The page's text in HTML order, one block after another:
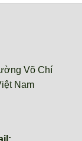
Võ Chí
Nam